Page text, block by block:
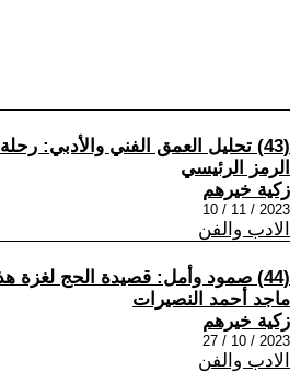
(43) تحليل العمق الفني والأدبي:
الرمز الرئيسي
زكية خيرهم
2023 / 11 / 10
الادب والفن
(44) صمود وأمل: قصيدة الحج لغزة
ماجد أحمد النصيرات
زكية خيرهم
2023 / 10 / 27
الادب والفن